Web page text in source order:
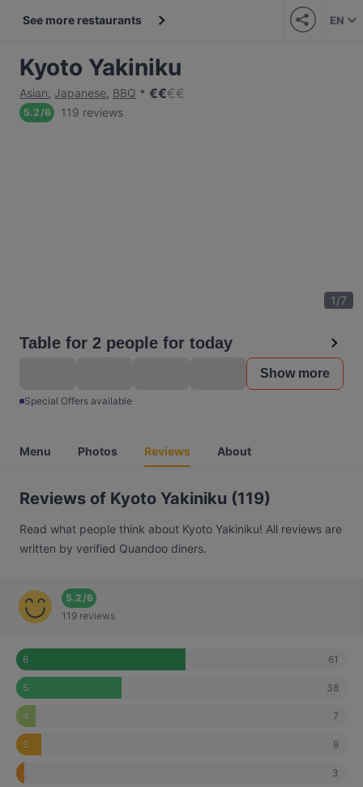
See more restaurants EN
Kyoto Yakiniku
Asian, Japanese, BBQ €€€€
5.2/6 119 reviews
1/7
Table for 2 people for today
Show more
Special Offers available
Menu Photos Reviews About
Reviews of Kyoto Yakiniku (119)
Read what people think about Kyoto Yakiniku! All reviews are
written by verified Quandoo diners.
5.2/6
119 reviews
6 61
5 38
4 7
3 9
2 3